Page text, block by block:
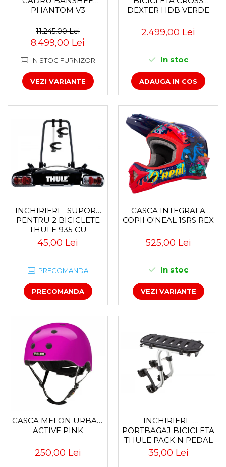
PHANTOM V3
11.245,00 Lei
8.499,00 Lei
IN STOC FURNIZOR
VEZI VARIANTE
DEXTER HDB VERDE
2.499,00 Lei
In stoc
ADAUGA IN COS
INCHIRIERI - SUPORT
PENTRU 2 BICICLETE
THULE 935 CU
PRINDERE PE
CARLIGUL DE
45,00 Lei
PRECOMANDA
PRECOMANDA
CASCA INTEGRALA
COPII O'NEAL 1SRS REX
525,00 Lei
In stoc
VEZI VARIANTE
CASCA MELON URBAN
ACTIVE PINK
250,00 Lei
INCHIRIERI -
PORTBAGAJ BICICLETA
THULE PACK N PEDAL
TOUR RACK
35,00 Lei